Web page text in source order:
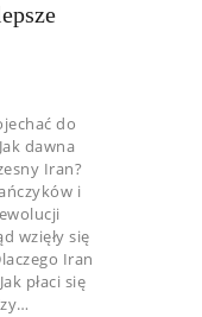
do
dawna
Iran?
i
wzięły się
Iran
płaci się